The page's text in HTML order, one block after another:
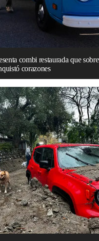
combi restaurada que
corazones